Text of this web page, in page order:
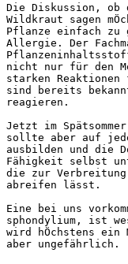
Die Diskussion,
Wildkraut sagen
Pflanze einfach
Allergie. Der
nicht nur für den
starken Reaktionen
sind bereits
reagieren.
Jetzt im
sollte aber auf
ausbilden und die
Fähigkeit selbst
die zur
abreifen lässt.
Eine bei uns
sphondylium, ist
wird hÖchstens
aber ungefährlich.